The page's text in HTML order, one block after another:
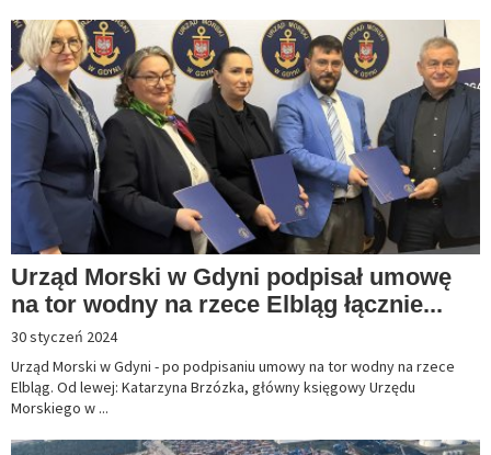
Urząd Morski w Gdyni podpisał umowę
na tor wodny na rzece Elbląg łącznie...
30 styczeń 2024
Urząd Morski w Gdyni - po podpisaniu umowy na tor wodny na rzece
Elbląg. Od lewej: Katarzyna Brzózka, główny księgowy Urzędu
Morskiego w ...